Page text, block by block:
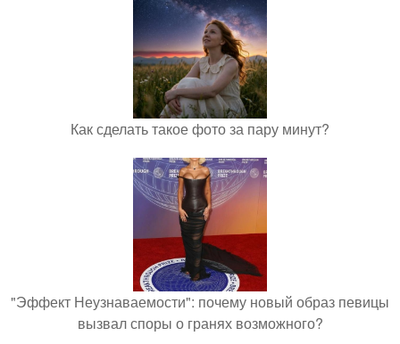
Как сделать такое фото за пару минут?
"Эффект Неузнаваемости": почему новый образ певицы
вызвал споры о гранях возможного?